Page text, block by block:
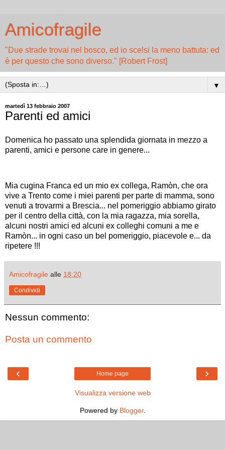
Amicofragile
"Due strade trovai nel bosco, ed io scelsi la meno battuta: ed
è per questo che sono diverso." [Robert Frost]
▼
martedì 13 febbraio 2007
Parenti ed amici
Domenica ho passato una splendida giornata in mezzo a
parenti, amici e persone care in genere...
Mia cugina Franca ed un mio ex collega, Ramòn, che ora
vive a Trento come i miei parenti per parte di mamma, sono
venuti a trovarmi a Brescia... nel pomeriggio abbiamo girato
per il centro della città, con la mia ragazza, mia sorella,
alcuni nostri amici ed alcuni ex colleghi comuni a me e
Ramòn... in ogni caso un bel pomeriggio, piacevole e... da
ripetere !!!
Amicofragile alle 18:20
Condividi
Nessun commento:
Posta un commento
‹ ›
Home page
Visualizza versione web
Powered by Blogger.